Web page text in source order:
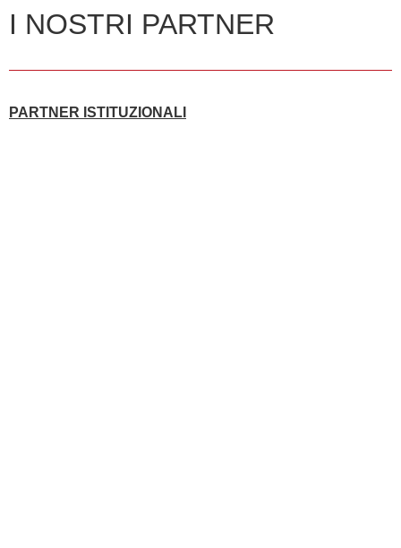
I NOSTRI PARTNER
PARTNER ISTITUZIONALI